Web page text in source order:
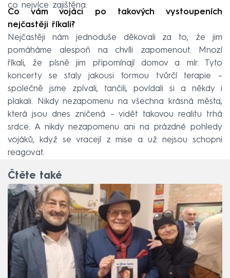
co nejvíce zajištěna.
Co vám vojáci po takových vystoupeních
nejčastěji říkali?
Nejčastěji nám jednoduše děkovali za to, že jim
pomáháme alespoň na chvíli zapomenout. Mnozí
říkali, že písně jim připomínají domov a mír. Tyto
koncerty se staly jakousi formou tvůrčí terapie –
společně jsme zpívali, tančili, povídali si a někdy i
plakali. Nikdy nezapomenu na všechna krásná města,
která jsou dnes zničená – vidět takovou realitu trhá
srdce. A nikdy nezapomenu ani na prázdné pohledy
vojáků, když se vracejí z mise a už nejsou schopni
reagovat.
Čtěte také